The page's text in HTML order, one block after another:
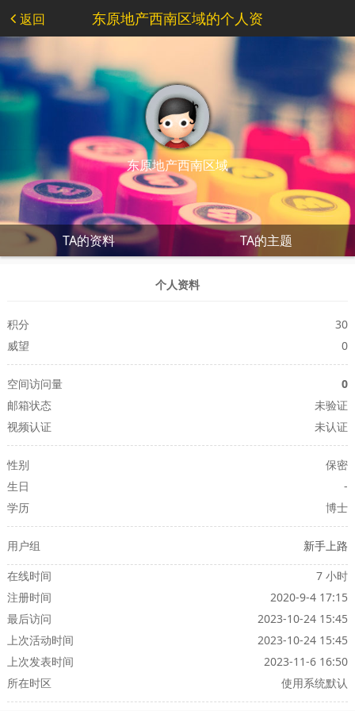
返回
东原地产西南区域的个人资
料
东原地产西南区域
TA的资料 TA的主题
个人资料
积分
30
威望
0
空间访问量
0
邮箱状态
未验证
视频认证
未认证
性别
保密
生日
-
学历
博士
用户组
新手上路
在线时间
7 小时
注册时间
2020-9-4 17:15
最后访问
2023-10-24 15:45
上次活动时间
2023-10-24 15:45
上次发表时间
2023-11-6 16:50
所在时区
使用系统默认